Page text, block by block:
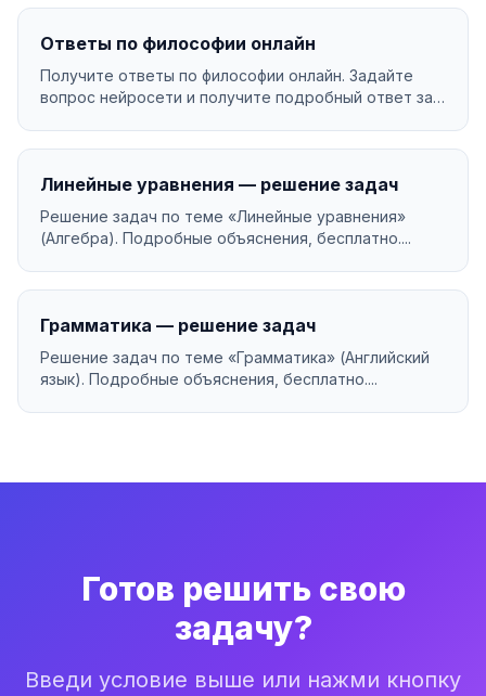
Ответы по философии онлайн
Получите ответы по философии онлайн. Задайте
вопрос нейросети и получите подробный ответ за
Линейные уравнения — решение задач
Решение задач по теме «Линейные уравнения»
(Алгебра). Подробные объяснения, бесплатно....
Грамматика — решение задач
Решение задач по теме «Грамматика» (Английский
язык). Подробные объяснения, бесплатно....
Готов решить свою
задачу?
Введи условие выше или нажми кнопку